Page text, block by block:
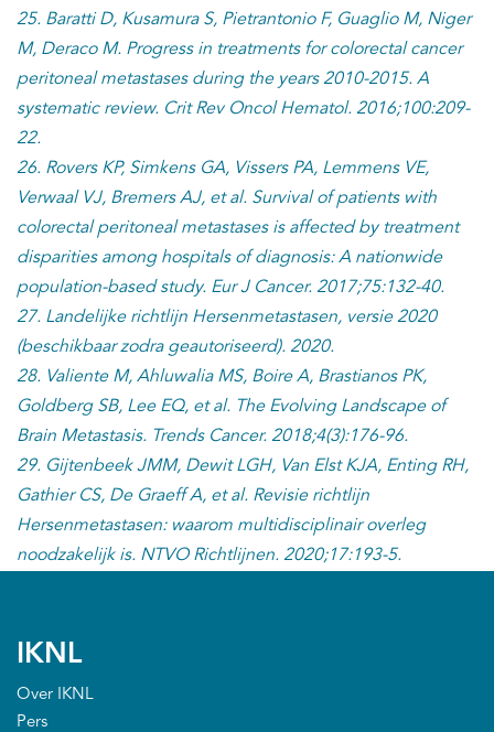
25. Baratti D, Kusamura S, Pietrantonio F, Guaglio M, Niger
M, Deraco M. Progress in treatments for colorectal cancer
peritoneal metastases during the years 2010-2015. A
systematic review. Crit Rev Oncol Hematol. 2016;100:209-
22.
26. Rovers KP, Simkens GA, Vissers PA, Lemmens VE,
Verwaal VJ, Bremers AJ, et al. Survival of patients with
colorectal peritoneal metastases is affected by treatment
disparities among hospitals of diagnosis: A nationwide
population-based study. Eur J Cancer. 2017;75:132-40.
27. Landelijke richtlijn Hersenmetastasen, versie 2020
(beschikbaar zodra geautoriseerd). 2020.
28. Valiente M, Ahluwalia MS, Boire A, Brastianos PK,
Goldberg SB, Lee EQ, et al. The Evolving Landscape of
Brain Metastasis. Trends Cancer. 2018;4(3):176-96.
29. Gijtenbeek JMM, Dewit LGH, Van Elst KJA, Enting RH,
Gathier CS, De Graeff A, et al. Revisie richtlijn
Hersenmetastasen: waarom multidisciplinair overleg
noodzakelijk is. NTVO Richtlijnen. 2020;17:193-5.
IKNL
Over IKNL
Pers